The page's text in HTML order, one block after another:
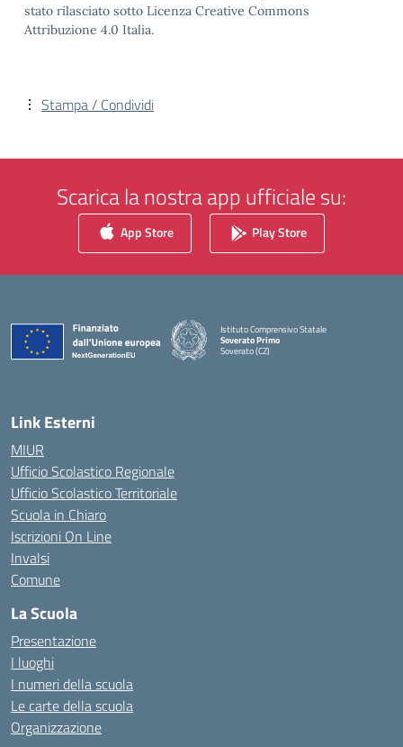
stato rilasciato sotto Licenza Creative Commons
Attribuzione 4.0 Italia.
Stampa / Condividi
Scarica la nostra app ufficiale su:
App Store Play Store
Istituto Comprensivo Statale
Soverato Primo
Soverato (CZ)
Link Esterni
MIUR
Ufficio Scolastico Regionale
Ufficio Scolastico Territoriale
Scuola in Chiaro
Iscrizioni On Line
Invalsi
Comune
La Scuola
Presentazione
I luoghi
I numeri della scuola
Le carte della scuola
Organizzazione